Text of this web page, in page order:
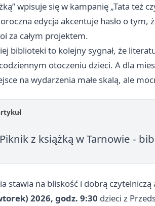
wpisuje się w kampanię „Tata też
edycja akcentuje hasło o
za całym projektem.
biblioteki to kolejny sygnał, że
otoczeniu dzieci. A dla
na wydarzenia małe skalą, ale
Piknik z książką w Tarnowie -
stawia na bliskość i dobrą
2026, godz. 9:30 dzieci z